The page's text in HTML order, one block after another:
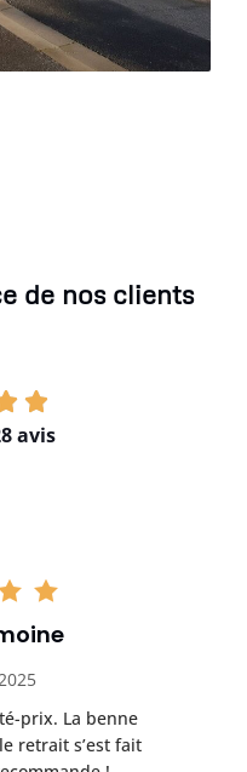
de nos clients
avis
prix. La benne
retrait s’est fait